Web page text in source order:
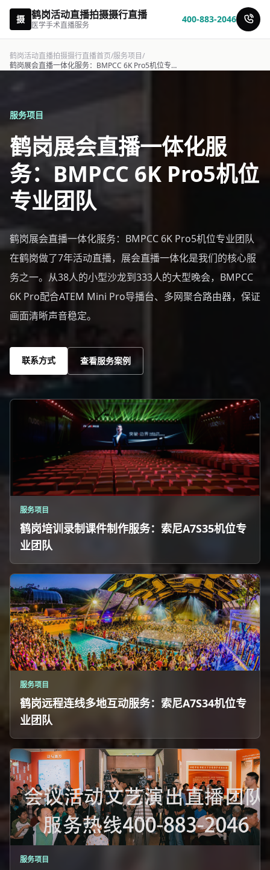
摄 鹤岗活动直播拍摄摄行直播
医学手术直播服务
400-883-2046
鹤岗活动直播拍摄摄行直播首页/服务项目/
鹤岗展会直播一体化服务：BMPCC 6K Pro5机位专业团队-摄行直播
服务项目
鹤岗展会直播一体化服
务：BMPCC 6K Pro5机位
专业团队
鹤岗展会直播一体化服务：BMPCC 6K Pro5机位专业团队
在鹤岗做了7年活动直播，展会直播一体化是我们的核心服
务之一。从38人的小型沙龙到333人的大型晚会，BMPCC
6K Pro配合ATEM Mini Pro导播台、多网聚合路由器，保证
画面清晰声音稳定。
联系方式 查看服务案例
服务项目
鹤岗培训录制课件制作服务：索尼A7S35机位专
业团队
服务项目
鹤岗远程连线多地互动服务：索尼A7S34机位专
业团队
服务项目